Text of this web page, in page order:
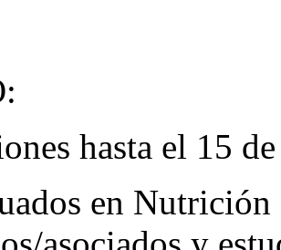
hasta el 15
en